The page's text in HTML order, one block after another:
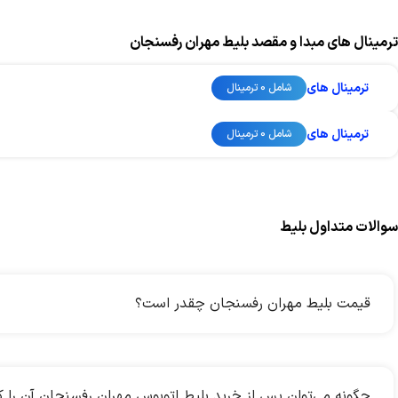
ترمینال های مبدا و مقصد بلیط مهران رفسنجان
ترمینال های شامل 0 ترمینال
ترمینال های شامل 0 ترمینال
سوالات متداول بلیط
قیمت بلیط مهران رفسنجان چقدر است؟